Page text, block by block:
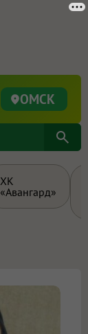
ОМСК
ХК
«Авангард»